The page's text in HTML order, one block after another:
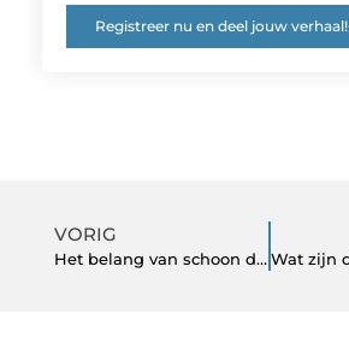
Registreer nu en deel jouw verhaal!
VORIG
Het belang van schoon drinkwater